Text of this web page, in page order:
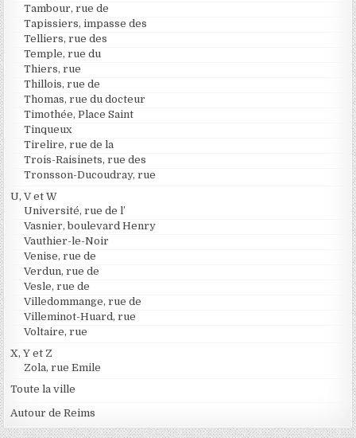
Tambour, rue de
Tapissiers, impasse des
Telliers, rue des
Temple, rue du
Thiers, rue
Thillois, rue de
Thomas, rue du docteur
Timothée, Place Saint
Tinqueux
Tirelire, rue de la
Trois-Raisinets, rue des
Tronsson-Ducoudray, rue
U, V et W
Université, rue de l’
Vasnier, boulevard Henry
Vauthier-le-Noir
Venise, rue de
Verdun, rue de
Vesle, rue de
Villedommange, rue de
Villeminot-Huard, rue
Voltaire, rue
X, Y et Z
Zola, rue Emile
Toute la ville
Autour de Reims